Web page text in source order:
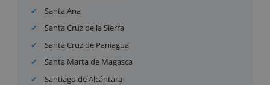
Santa Ana
Santa Cruz de la Sierra
Santa Cruz de Paniagua
Santa Marta de Magasca
Santiago de Alcántara